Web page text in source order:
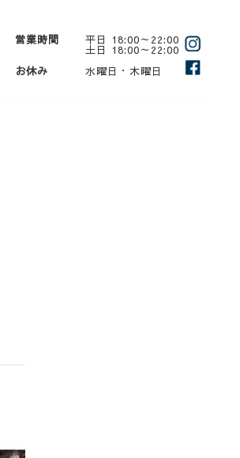
営業時間 平日 18:00～22:00
土日 18:00～22:00
お休み
水曜日・木曜日